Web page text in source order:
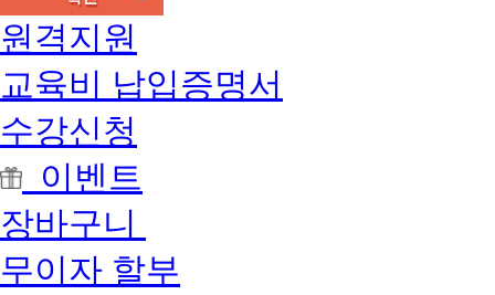
원격지원
교육비 납입증명서
수강신청
이벤트
장바구니
무이자 할부